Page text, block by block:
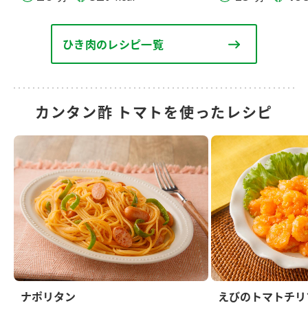
ひき肉のレシピ一覧
カンタン酢 トマトを使ったレシピ
ナポリタン えびのトマトチ